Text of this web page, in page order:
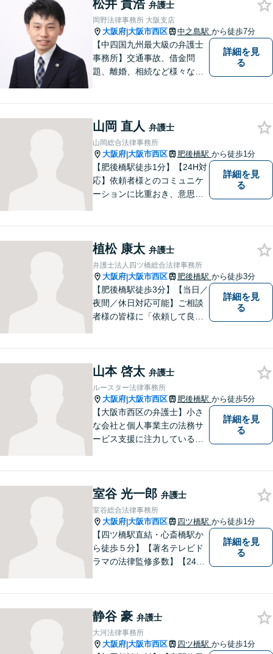
い！
松井 貴浩 弁護士
岡野法律事務所 大阪支店
大阪府|大阪市西区 中之島駅 から徒歩7分
【中四国九州最大級の弁護士
事務所】交通事故、借金問
題、離婚、相続など様々な問
い！
詳細を見
る
山岡 直人 弁護士
山岡総合法律事務所
大阪府|大阪市西区 肥後橋駅 から徒歩1分
【肥後橋駅徒歩1分】【24H対
応】依頼者様とのコミュニケ
ーションに比重おき、意思疎
事案にも対応いたします。
【初回無料相談】
詳細を見
る
植松 康太 弁護士
弁護士法人四ツ橋総合法律事務所
大阪府|大阪市西区 肥後橋駅 から徒歩3分
【肥後橋駅徒歩3分】【当日／
夜間／休日対応可能】ご相談
者様の皆様に「依頼して良か
離婚／相続／不動産関連／企
業法務など、幅広く対応。ご
相談者様とともに問題を解決
していきます。
詳細を見
る
山本 啓太 弁護士
ルースター法律事務所
大阪府|大阪市西区 肥後橋駅 から徒歩5分
【大阪市西区の弁護士】小さ
な会社と個人事業主の法務サ
ービス支援に注力している弁
なり、 自身の知識・経験をも
とに、経営者の皆様のお役に
立ちたいと思っています。
詳細を見
る
室谷 光一郎 弁護士
室谷総合法律事務所
大阪府|大阪市西区 四ツ橋駅 から徒歩1分
【四ツ橋駅直結・心斎橋駅か
ら徒歩５分】【著名テレビド
ラマの法律監修多数】【24時
強く意識しております！
詳細を見
る
静谷 豪 弁護士
大河法律事務所
大阪府|大阪市西区 四ツ橋駅 から徒歩1分